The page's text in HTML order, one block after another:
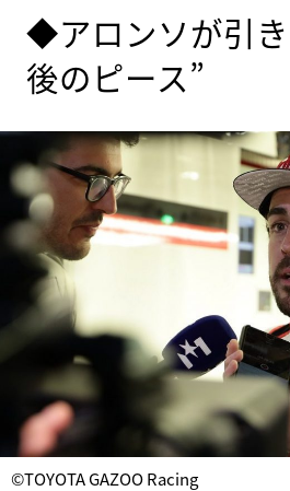
◆アロンソが引
後のピース”
©TOYOTA GAZOO Racing